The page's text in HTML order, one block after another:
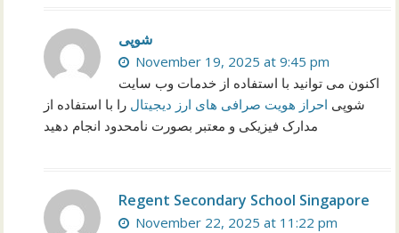
شوپی
November 19, 2025 at 9:45 pm
اکنون می توانید با استفاده از خدمات وب سایت
شوپی احراز هویت صرافی های ارز دیجیتال را با استفاده از
مدارک فیزیکی و معتبر بصورت نامحدود انجام دهید
Regent Secondary School Singapore
November 22, 2025 at 11:22 pm